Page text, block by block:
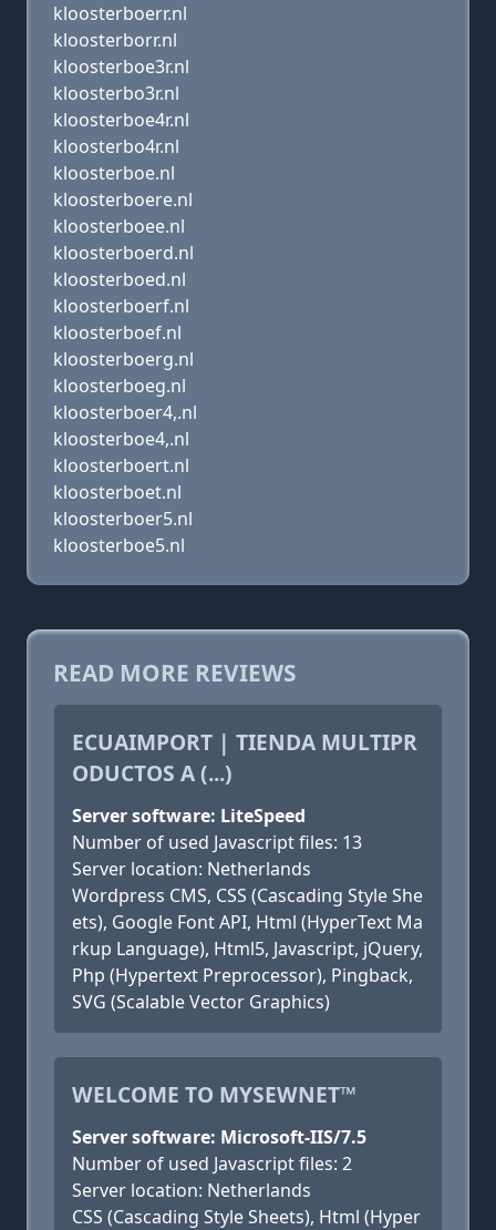
kloosterboerr.nl
kloosterborr.nl
kloosterboe3r.nl
kloosterbo3r.nl
kloosterboe4r.nl
kloosterbo4r.nl
kloosterboe.nl
kloosterboere.nl
kloosterboee.nl
kloosterboerd.nl
kloosterboed.nl
kloosterboerf.nl
kloosterboef.nl
kloosterboerg.nl
kloosterboeg.nl
kloosterboer4,.nl
kloosterboe4,.nl
kloosterboert.nl
kloosterboet.nl
kloosterboer5.nl
kloosterboe5.nl
READ MORE REVIEWS
ECUAIMPORT | TIENDA MULTIPR
ODUCTOS A (...)
Server software: LiteSpeed
Number of used Javascript files: 13
Server location: Netherlands
Wordpress CMS, CSS (Cascading Style She
ets), Google Font API, Html (HyperText Ma
rkup Language), Html5, Javascript, jQuery,
Php (Hypertext Preprocessor), Pingback,
SVG (Scalable Vector Graphics)
WELCOME TO MYSEWNET™
Server software: Microsoft-IIS/7.5
Number of used Javascript files: 2
Server location: Netherlands
CSS (Cascading Style Sheets), Html (Hyper